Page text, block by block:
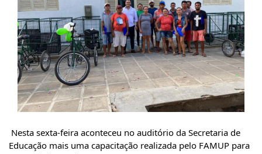
Educação mais uma capacitação realizada pelo FAMUP para